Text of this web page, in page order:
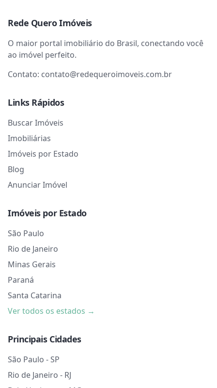
Rede Quero Imóveis
O maior portal imobiliário do Brasil, conectando você
ao imóvel perfeito.
Contato: contato@redequeroimoveis.com.br
Links Rápidos
Buscar Imóveis
Imobiliárias
Imóveis por Estado
Blog
Anunciar Imóvel
Imóveis por Estado
São Paulo
Rio de Janeiro
Minas Gerais
Paraná
Santa Catarina
Ver todos os estados →
Principais Cidades
São Paulo - SP
Rio de Janeiro - RJ